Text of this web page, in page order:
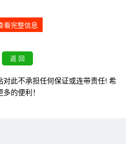
看完整信息
此不承担任何保证或连带责任! 希
的便利！